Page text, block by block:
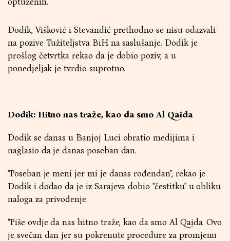
Dodik, Višković i Stevandić prethodno se nisu odazvali
na pozive Tužiteljstva BiH na saslušanje. Dodik je
prošlog četvrtka rekao da je dobio poziv, a u
ponedjeljak je tvrdio suprotno.
Dodik: Hitno nas traže, kao da smo Al Qaida
Dodik se danas u Banjoj Luci obratio medijima i
naglasio da je danas poseban dan.
"Poseban je meni jer mi je danas rođendan", rekao je
Dodik i dodao da je iz Sarajeva dobio "čestitku" u obliku
naloga za privođenje.
"Piše ovdje da nas hitno traže, kao da smo Al Qaida. Ovo
je svečan dan jer su pokrenute procedure za promjenu